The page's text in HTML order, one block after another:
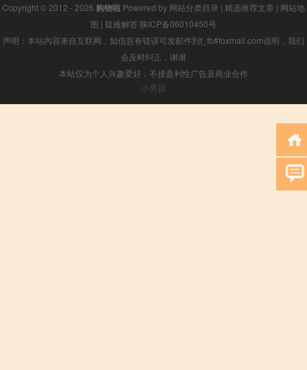
Copyright © 2012 - 2026 购物啦 Powered by 网站分类目录 | 精选推荐文章 | 网站地
图 | 疑难解答 陕ICP备06010450号
声明：本站内容来自互联网，如信息有错误可发邮件到f_fb#foxmail.com说明，我们
会及时纠正，谢谢
本站仅为个人兴趣爱好，不接盈利性广告及商业合作
小男孩